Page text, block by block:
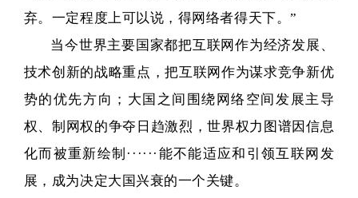
弃。一定程度上可以说，得网络者得天下。”
当今世界主要国家都把互联网作为经济发展、
技术创新的战略重点，把互联网作为谋求竞争新优
势的优先方向；大国之间围绕网络空间发展主导
权、制网权的争夺日趋激烈，世界权力图谱因信息
化而被重新绘制······能不能适应和引领互联网发
展，成为决定大国兴衰的一个关键。